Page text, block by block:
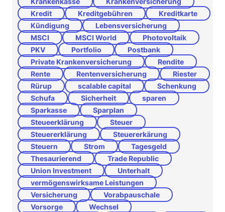
Kredit
Kreditgebühren
Kreditkarte
Kündigung
Lebensversicherung
MSCI
MSCI World
Photovoltaik
PKV
Portfolio
Postbank
Private Krankenversicherung
Rendite
Rente
Rentenversicherung
Riester
Rürup
scalable capital
Schenkung
Schufa
Sicherheit
sparen
Sparkasse
Sparplan
Steueerklärung
Steuer
Steuererklärung
Steuererkärung
Steuern
Strom
Tagesgeld
Thesaurierend
Trade Republic
Union Investment
Unterhalt
vermögenswirksame Leistungen
Versicherung
Vorabpauschale
Vorsorge
Wechsel